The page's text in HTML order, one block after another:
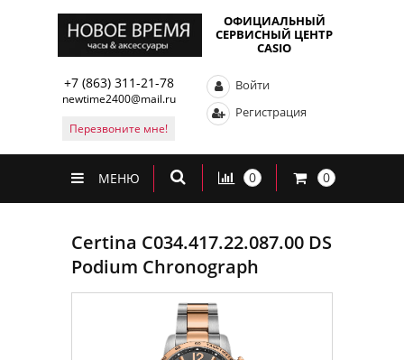
ОФИЦИАЛЬНЫЙ
СЕРВИСНЫЙ ЦЕНТР
CASIO
+7 (863) 311-21-78
newtime2400@mail.ru
Перезвоните мне!
Войти
Регистрация
МЕНЮ 0 0
Certina C034.417.22.087.00 DS
Podium Chronograph